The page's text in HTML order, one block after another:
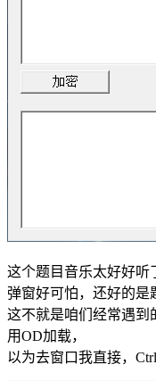
这个题目音乐太好好听
弹窗好可怕，还好的是
这不就是咱们经常遇到
用OD加载，
以为去窗口我直接，